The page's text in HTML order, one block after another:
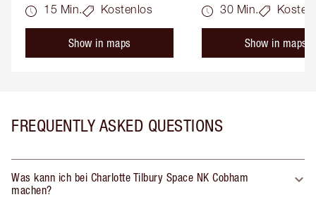
15 Min.
Kostenlos
Show in maps
30 Min.
Show in maps
FREQUENTLY ASKED QUESTIONS
Was kann ich bei Charlotte Tilbury Space NK Cobham
machen?